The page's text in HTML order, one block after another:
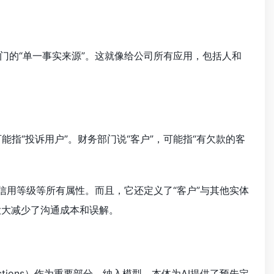
“单一事实来源”。这就像给公司所有应用，包括人和
指“投诉用户”。财务部门说“客户”，可能指“有欠款的客
等级等所有属性。而且，它还定义了“客户”与其他实体
减少了沟通成本和误解。